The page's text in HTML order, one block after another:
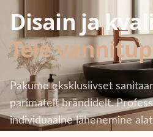
Disain ja
Teie
Pakume eksklusiivset
parimatelt brändidelt.
individuaalne lähenemine